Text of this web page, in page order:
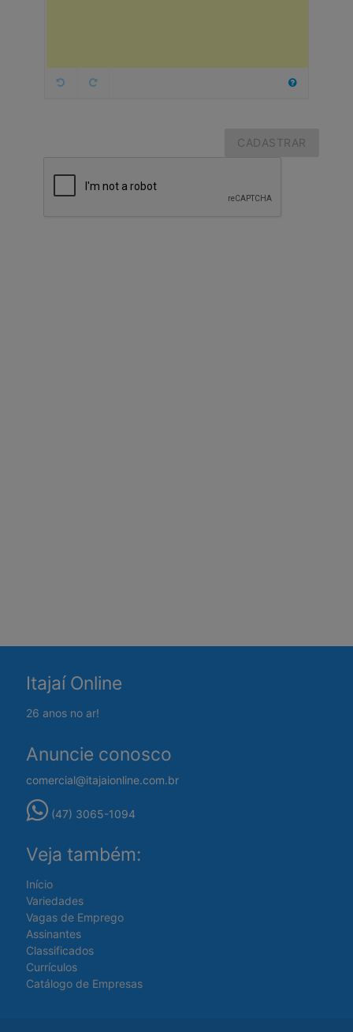
CADASTRAR
Itajaí Online
26 anos no ar!
Anuncie conosco
comercial@itajaionline.com.br
(47) 3065-1094
Veja também:
Início
Variedades
Vagas de Emprego
Assinantes
Classificados
Currículos
Catálogo de Empresas